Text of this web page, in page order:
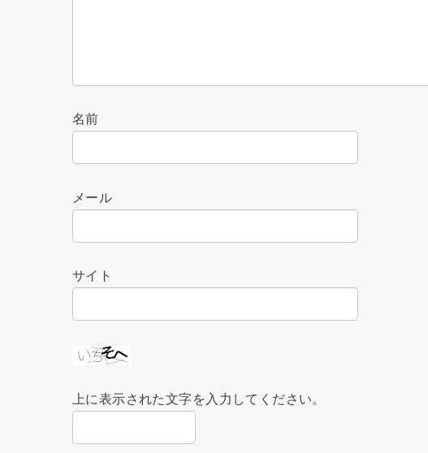
名前
メール
サイト
上に表示された文字を入力してください。